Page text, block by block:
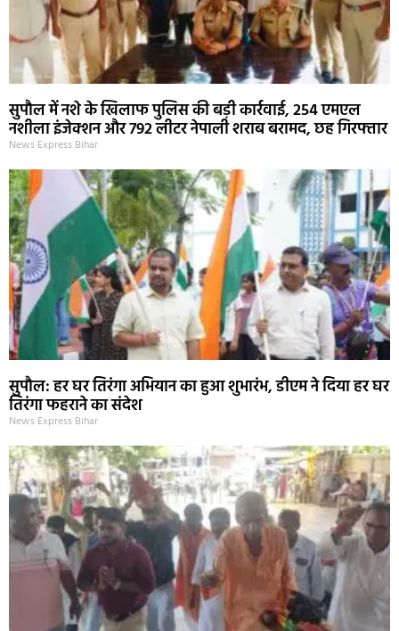
सुपौल में नशे के खिलाफ पुलिस की बड़ी कार्रवाई, 254 एमएल
नशीला इंजेक्शन और 792 लीटर नेपाली शराब बरामद, छह गिरफ्तार
News Express Bihar
सुपौल: हर घर तिरंगा अभियान का हुआ शुभारंभ, डीएम ने दिया हर घर
तिरंगा फहराने का संदेश
News Express Bihar